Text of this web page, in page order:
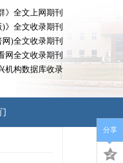
》全文上网期刊
》全文收录期刊
)全文收录期刊
网全文收录期刊
机构数据库收录
分享